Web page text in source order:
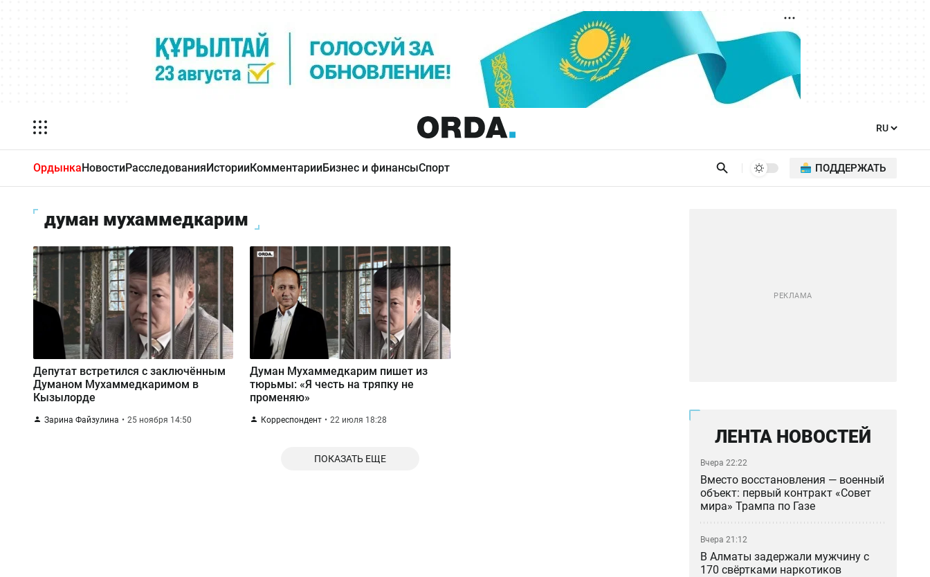
ОрдынкаНовостиРасследованияИсторииКомментарииБизнес и финансыСпорт ПОДДЕРЖАТЬ
думан мухаммедкарим
Депутат встретился с заключённым
Думаном Мухаммедкаримом в
Кызылорде
Зарина Файзулина 25 ноября 14:50
Думан Мухаммедкарим пишет из
тюрьмы: «Я честь на тряпку не
променяю»
Корреспондент 22 июля 18:28
ПОКАЗАТЬ ЕЩЕ
ЛЕНТА НОВОСТЕЙ
Вчера 22:22
Вместо восстановления — военный
объект: первый контракт «Совет
мира» Трампа по Газе
Вчера 21:12
В Алматы задержали мужчину с
170 свёртками наркотиков